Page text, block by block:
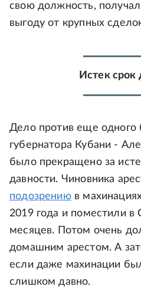
свою должность,
выгоду от крупных
Истек срок
Дело против еще одного
губернатора Кубани -
было прекращено за
давности. Чиновника
подозрениюв
2019 года и поместили
месяцев. Потом очень
домашним арестом. А
если даже махинации
слишком давно.